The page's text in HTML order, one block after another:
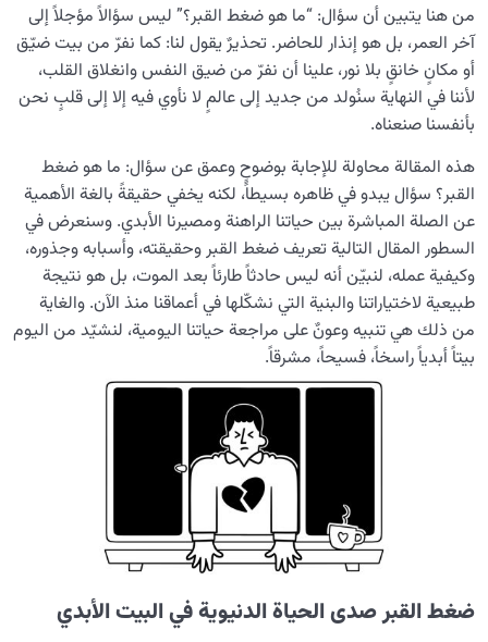
من هو المحبوب الحقيقي للإنسان؟ ولماذا هو وحده من
يحقّق سكينة القلب؟
ما هو ضَغط القبر ولماذا يُطرح كإنذار لإصلاح النفس؟
أن نبلغ أسماء الله؟
التضاد: ميدان النمو؛ كيف ولماذا يشكّل التضاد مساراً للتطور؟
کیفیة الانتقال إلى الآخرة؛ كيف نُحسن الاستعداد لها؟
من الخيال إلى سلامة القلب
الإنسان محور الخلق
من هنا يتبين أن سؤال: “ما هو ضغط القبر؟” ليس سؤالاً مؤجلاً إلى
آخر العمر، بل هو إنذار للحاضر. تحذيرٌ يقول لنا: كما نفرّ من بيت ضيّق
أو مكانٍ خانقٍ بلا نور، علينا أن نفرّ من ضيق النفس وانغلاق القلب،
لأننا في النهاية سنُولد من جديد إلى عالمٍ لا نأوي فيه إلا إلى قلبٍ نحن
بأنفسنا صنعناه.
هذه المقالة محاولة للإجابة بوضوحٍ وعمق عن سؤال: ما هو ضغط
القبر؟ سؤال يبدو في ظاهره بسيطاً، لكنه يخفي حقيقةً بالغة الأهمية
عن الصلة المباشرة بين حياتنا الراهنة ومصيرنا الأبدي. وسنعرض في
السطور المقال التالية تعريف ضغط القبر وحقيقته، وأسبابه وجذوره،
وكيفية عمله، لنبيّن أنه ليس حادثاً طارئاً بعد الموت، بل هو نتيجة
طبيعية لاختياراتنا والبنية التي نشكّلها في أعماقنا منذ الآن. والغاية
من ذلك هي تنبيه وعونٌ على مراجعة حياتنا اليومية، لنشيّد من اليوم
بيتاً أبدياً راسخاً، فسيحاً، مشرقاً.
ضغط القبر صدى الحياة الدنيوية في البيت الأبدي